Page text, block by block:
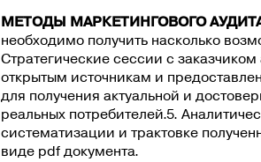
МЕТОДЫ МАРКЕТИНГОВОГО
необходимо получить насколько
Стратегические сессии с
открытым источникам и
для получения актуальной и
реальных потребителей.5.
систематизации и трактовке
виде pdf документа.